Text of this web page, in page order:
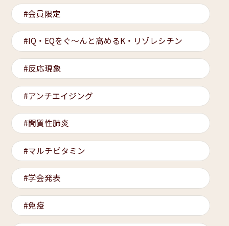
会員限定
IQ・EQをぐ～んと高めるK・リゾレシチン
反応現象
アンチエイジング
間質性肺炎
マルチビタミン
学会発表
免疫